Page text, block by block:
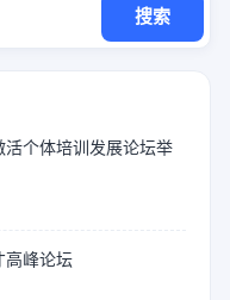
搜索
个体培训发展论坛举
高峰论坛